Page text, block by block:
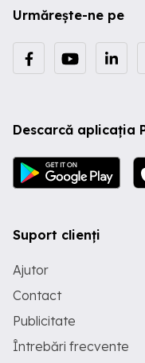
Urmărește-ne pe
Descarcă aplicația
Suport clienți
Ajutor
Contact
Publicitate
Întrebări frecvente